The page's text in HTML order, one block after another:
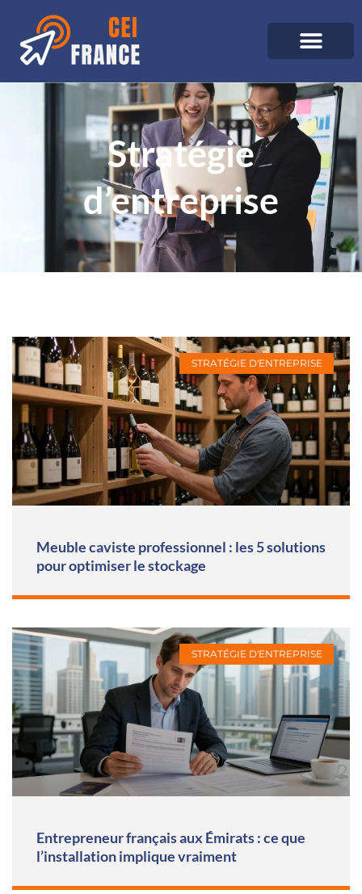
Stratégie
d’entreprise
STRATÉGIE D'ENTREPRISE
Meuble caviste professionnel : les 5 solutions
pour optimiser le stockage
STRATÉGIE D'ENTREPRISE
Entrepreneur français aux Émirats : ce que
l’installation implique vraiment